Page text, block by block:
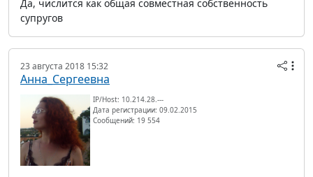
Да, числится как общая совместная собственность
супругов
23 августа 2018 15:32
Анна_Сергеевна
IP/Host: 10.214.28.---
Дата регистрации: 09.02.2015
Сообщений: 19 554